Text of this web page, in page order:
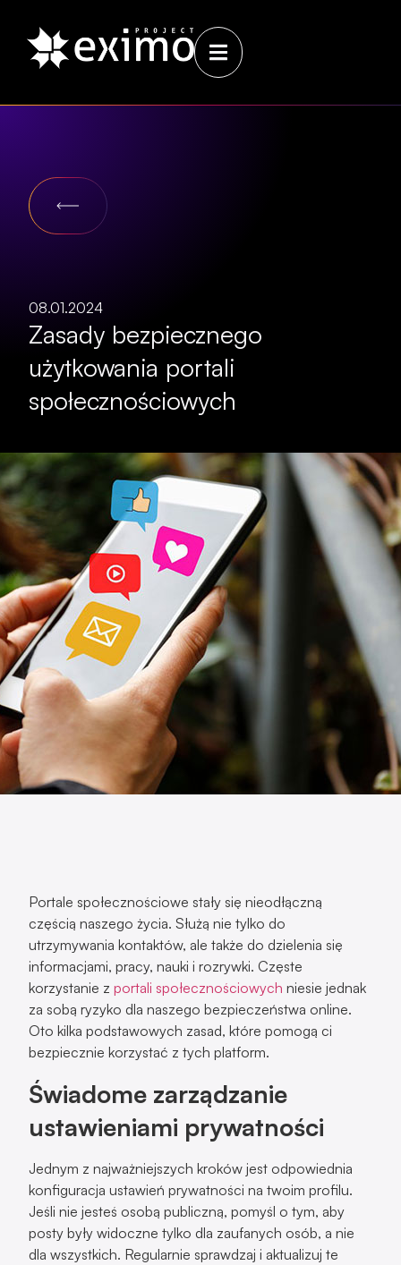
08.01.2024
Zasady bezpiecznego
użytkowania portali
społecznościowych
Portale społecznościowe stały się nieodłączną
częścią naszego życia. Służą nie tylko do
utrzymywania kontaktów, ale także do dzielenia się
informacjami, pracy, nauki i rozrywki. Częste
korzystanie z portali społecznościowych niesie jednak
za sobą ryzyko dla naszego bezpieczeństwa online.
Oto kilka podstawowych zasad, które pomogą ci
bezpiecznie korzystać z tych platform.
Świadome zarządzanie
ustawieniami prywatności
Jednym z najważniejszych kroków jest odpowiednia
konfiguracja ustawień prywatności na twoim profilu.
Jeśli nie jesteś osobą publiczną, pomyśl o tym, aby
posty były widoczne tylko dla zaufanych osób, a nie
dla wszystkich. Regularnie sprawdzaj i aktualizuj te